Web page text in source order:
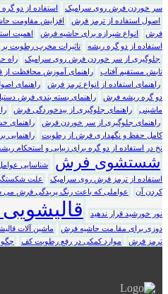
سر خوردن فرش روی سرامیک
استفاده از دو
اصول استفاده از ترمز فرش
افزایش مقاومت
فرش
انواع شیرازه برای حاشیه فرش اهمیت
استفاده از دو گره ریشه
تاثیرات مخرب رطوبت
جلوگیری از سر خوردن فرش روی سرامیک
راه
تابش مستقیم آفتاب
راهنمای آموزش محافظت از
راهنمای استفاده از انواع ترمز فرش
راهنمای
دو گره ریشه فرش
راهنمای بسته بندی فرش
ماشینی
راهنمای جلوگیری از بیدخوردگی فرش
راهنمای جلوگیری از سر خوردن فرش
راهنمای
کامل حفظ و نگهداری فرش از رطوبت
نخ در استفاده از دو گره برای زیبایی و استحکام
شستشوی فرش شناسایی
استفاده از ترمز فرش روی سرامیک
علت
کردن آن
عواملی که باعث رنگ پریدگی فرش می
نور خورشید قرار ندهید
دوزی برای مقا.مت حاشیه فرش
ماشین آلات
ترمز فرش
موارد کمکی در رفع رطوبت کف